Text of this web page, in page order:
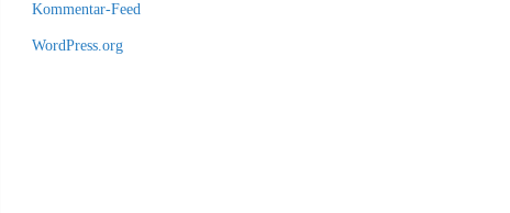
Kommentar-Feed
WordPress.org